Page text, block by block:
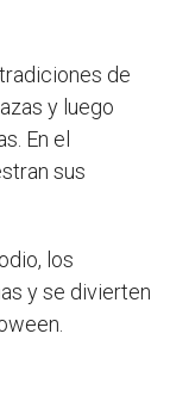
de
y luego
En el
sus
los
y se divierten